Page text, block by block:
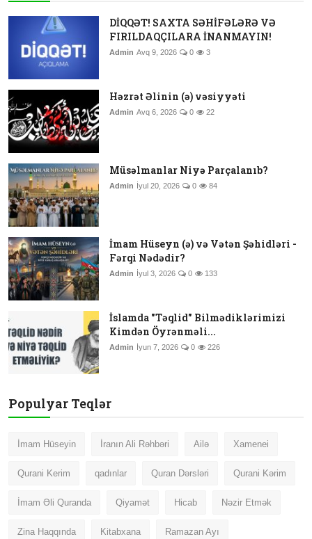
DİQQƏT! SAXTA SƏHİFƏLƏRƏ VƏ
FIRILDAQÇILARA İNANMAYIN!
Admin Avq 9, 2026 0 3
Həzrət Əlinin (ə) vəsiyyəti
Admin Avq 6, 2026 0 22
Müsəlmanlar Niyə Parçalanıb?
Admin İyul 20, 2026 0 84
İmam Hüseyn (ə) və Vətən Şəhidləri -
Fərqi Nədədir?
Admin İyul 3, 2026 0 133
İslamda "Təqlid" Bilmədiklərimizi
Kimdən Öyrənməli...
Admin İyun 7, 2026 0 226
Populyar Teqlər
İmam Hüseyin İranın Ali Rəhbəri Ailə Xamenei
Qurani Kerim qadınlar Quran Dərsləri Qurani Kərim
İmam Əli Quranda Qiyamət Hicab Nəzir Etmək
Zina Haqqında Kitabxana Ramazan Ayı